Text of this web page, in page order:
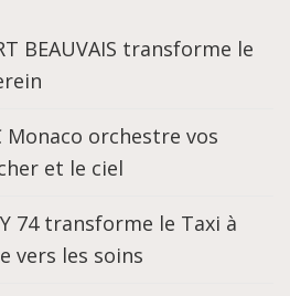
BEAUVAIS transforme le
Monaco orchestre vos
et le ciel
74 transforme le Taxi à
vers les soins